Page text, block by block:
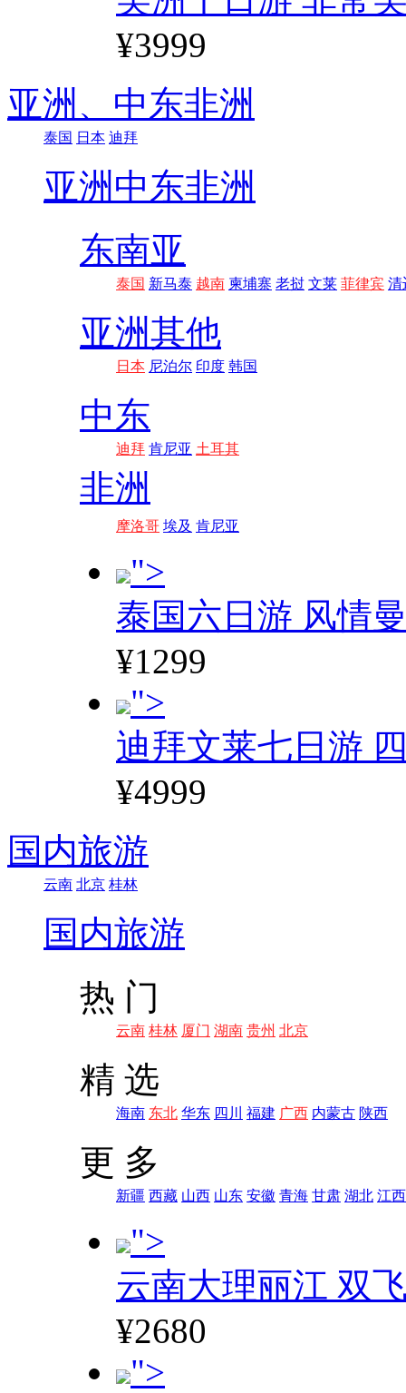
¥3999
亚洲、 中东非洲
泰国 日本 迪拜
亚洲 中东非洲
东南亚
泰国 新马泰 越南 柬埔寨 老挝 文莱 菲律宾 清
亚洲其他
日本 尼泊尔 印度 韩国
中东
迪拜 肯尼亚 土耳其
非洲
摩洛哥 埃及 肯尼亚
">
泰国六日游 风情
¥1299
">
迪拜文莱七日游
¥4999
国内旅游
云南 北京 桂林
国内旅游
热 门
云南 桂林 厦门 湖南 贵州 北京
精 选
海南 东北 华东 四川 福建 广西 内蒙古 陕西
更 多
新疆 西藏 山西 山东 安徽 青海 甘肃 湖北 江西
">
云南大理丽江 双
¥2680
">